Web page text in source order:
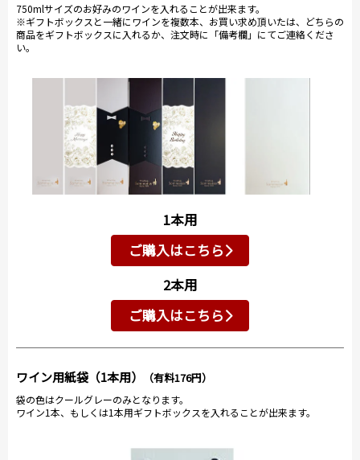
750mlサイズのお好みのワインを入れることが出来ます。
※ギフトボックスと一緒にワインを複数本、お買い求め頂いたは、どちらの
商品をギフトボックスに入れるか、注文時に「備考欄」にてご連絡くださ
い。
1本用
ご購入はこちら
2本用
ご購入はこちら
ワイン用紙袋（1本用） （有料176円）
袋の色はクールグレーのみとなります。
ワイン1本、もしくは1本用ギフトボックスを入れることが出来ます。